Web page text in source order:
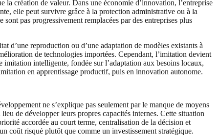
création de valeur. Dans une économie d’innovation, l’entreprise
elle peut survivre grâce à la protection administrative ou à la
pas progressivement remplacées par des entreprises plus
d’une reproduction ou d’une adaptation de modèles existants à
de technologies importées. Cependant, l’imitation devient
intelligente, fondée sur l’adaptation aux besoins locaux,
en apprentissage productif, puis en innovation autonome.
ne s’explique pas seulement par le manque de moyens
de développer leurs propres capacités internes. Cette situation
accordée au court terme, centralisation de la décision et
coût risqué plutôt que comme un investissement stratégique.